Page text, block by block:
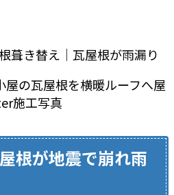
葺き替え｜瓦屋根が雨漏り
根が地震で崩れ雨